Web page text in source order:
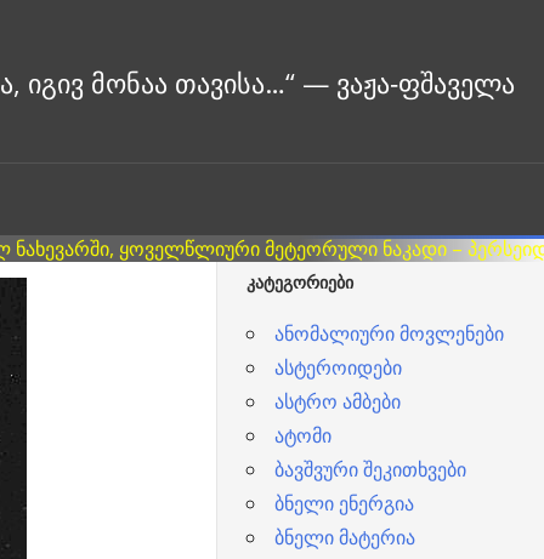
ᲙᲐᲢᲔᲒᲝᲠᲘᲔᲑᲘ
ანომალიური მოვლენები
ასტეროიდები
ასტრო ამბები
ატომი
ბავშვური შეკითხვები
ბნელი ენერგია
ბნელი მატერია